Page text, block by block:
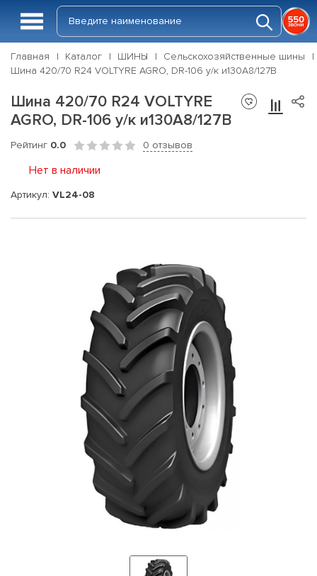
Главная Каталог ШИНЫ
Сельскохозяйственные шины
Шина 420/70 R24 VOLTYRE AGRO, DR-106 у/к и130A8/127B
Шина 420/70 R24 VOLTYRE
AGRO, DR-106 у/к и130A8/127B
Рейтинг 0.0 0 отзывов
Нет в наличии
Артикул: VL24-08